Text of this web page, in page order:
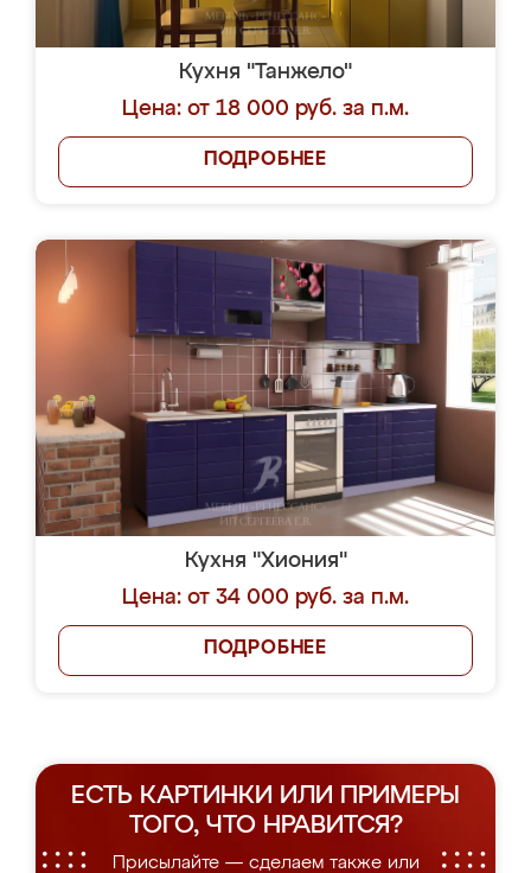
Кухня "Танжело"
Цена: от 18 000 руб. за п.м.
ПОДРОБНЕЕ
Кухня "Хиония"
Цена: от 34 000 руб. за п.м.
ПОДРОБНЕЕ
ЕСТЬ КАРТИНКИ ИЛИ ПРИМЕРЫ
ТОГО, ЧТО НРАВИТСЯ?
Присылайте — сделаем также или